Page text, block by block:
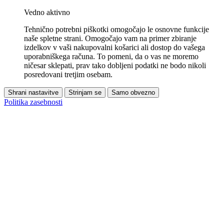
Vedno aktivno
Tehnično potrebni piškotki omogočajo le osnovne funkcije
naše spletne strani. Omogočajo vam na primer zbiranje
izdelkov v vaši nakupovalni košarici ali dostop do vašega
uporabniškega računa. To pomeni, da o vas ne moremo
ničesar sklepati, prav tako dobljeni podatki ne bodo nikoli
posredovani tretjim osebam.
Shrani nastavitve Strinjam se Samo obvezno
Politika zasebnosti